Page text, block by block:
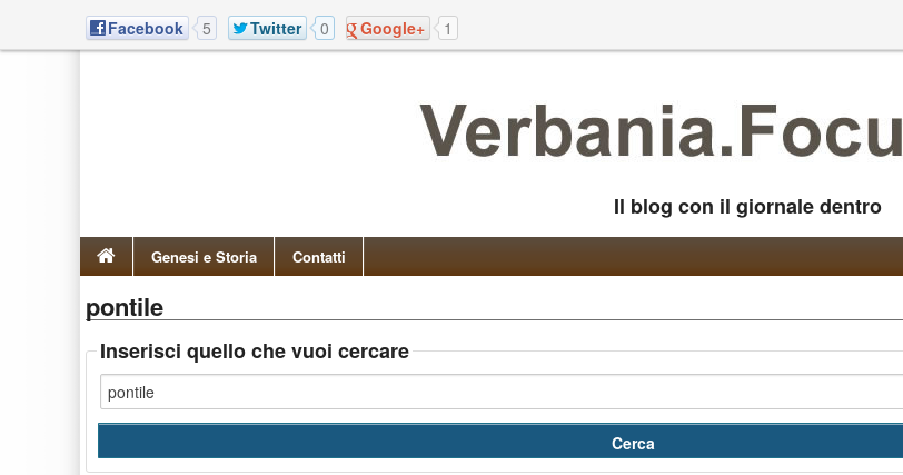
Facebook 5 Twitter 0 Google+ 1
Il blog con il giornale dentro
Genesi e Storia Contatti
pontile
Inserisci quello che vuoi cercare